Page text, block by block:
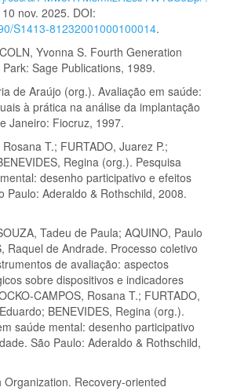
nov. 2025. DOI:
S1413-81232001000100014.
Yvonna S. Fourth Generation
Sage Publications, 1989.
de Araújo (org.). Avaliação em saúde:
à prática na análise da implantação
Janeiro: Fiocruz, 1997.
T.; FURTADO, Juarez P.;
Regina (org.). Pesquisa
desenho participativo e efeitos
Paulo: Aderaldo & Rothschild, 2008.
Tadeu de Paula; AQUINO, Paulo
Raquel de Andrade. Processo coletivo
de avaliação: aspectos
sobre dispositivos e indicadores
CAMPOS, Rosana T.; FURTADO,
BENEVIDES, Regina (org.).
saúde mental: desenho participativo
São Paulo: Aderaldo & Rothschild,
Organization. Recovery-oriented